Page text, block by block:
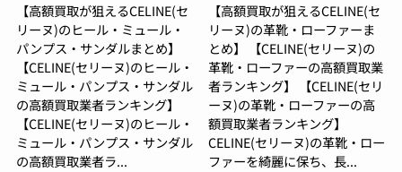
【高額買取が狙えるCELINE(セ
リーヌ)のヒール・ミュール・
パンプス・サンダルまとめ】
【CELINE(セリーヌ)のヒール・
ミュール・パンプス・サンダル
の高額買取業者ランキング】
【CELINE(セリーヌ)のヒール・
ミュール・パンプス・サンダル
の高額買取業者ラ...
【高額買取が狙えるCELINE(セ
リーヌ)の革靴・ローファーま
とめ】 【CELINE(セリーヌ)の
革靴・ローファーの高額買取業
者ランキング】 【CELINE(セリ
ーヌ)の革靴・ローファーの高
額買取業者ランキング】
CELINE(セリーヌ)の革靴・ロー
ファーを綺麗に保ち、長...